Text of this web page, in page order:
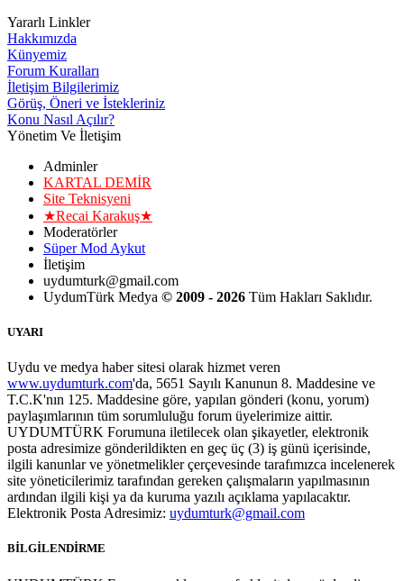
Yararlı Linkler
Hakkımızda
Künyemiz
Forum Kuralları
İletişim Bilgilerimiz
Görüş, Öneri ve İstekleriniz
Konu Nasıl Açılır?
Yönetim Ve İletişim
Adminler
KARTAL DEMİR
Site Teknisyeni
★Recai Karakuş★
Moderatörler
Süper Mod Aykut
İletişim
uydumturk@gmail.com
UydumTürk Medya © 2009 - 2026 Tüm Hakları Saklıdır.
UYARI
Uydu ve medya haber sitesi olarak hizmet veren
www.uydumturk.com'da, 5651 Sayılı Kanunun 8. Maddesine ve
T.C.K'nın 125. Maddesine göre, yapılan gönderi (konu, yorum)
paylaşımlarının tüm sorumluluğu forum üyelerimize aittir.
UYDUMTÜRK Forumuna iletilecek olan şikayetler, elektronik
posta adresimize gönderildikten en geç üç (3) iş günü içerisinde,
ilgili kanunlar ve yönetmelikler çerçevesinde tarafımızca incelenerek
site yöneticilerimiz tarafından gereken çalışmaların yapılmasının
ardından ilgili kişi ya da kuruma yazılı açıklama yapılacaktır.
Elektronik Posta Adresimiz: uydumturk@gmail.com
BİLGİLENDİRME